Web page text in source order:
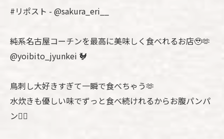
#リポスト - @sakura_eri__
純系名古屋コーチンを最高に美味しく食べれるお店🥹🫶
@yoibito_jyunkei 🐓
鳥刺し大好きすぎて一瞬で食べちゃう🫶
水炊きも優しい味でずっと食べ続けれるからお腹パンパ
ン😮‍💨